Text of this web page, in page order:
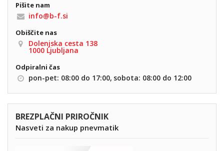
70 (1809)
72 (1938)
74 (106)
76 (6)
Pišite nam
info@b-f.si
Obiščite nas
Dolenjska cesta 138
1000 Ljubljana
Odpiralni čas
pon-pet: 08:00 do 17:00, sobota: 08:00 do 12:00
BREZPLAČNI PRIROČNIK
Nasveti za nakup pnevmatik